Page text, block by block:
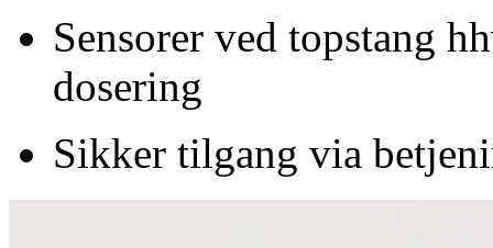
Sensorer ved topstang
dosering
Sikker tilgang via